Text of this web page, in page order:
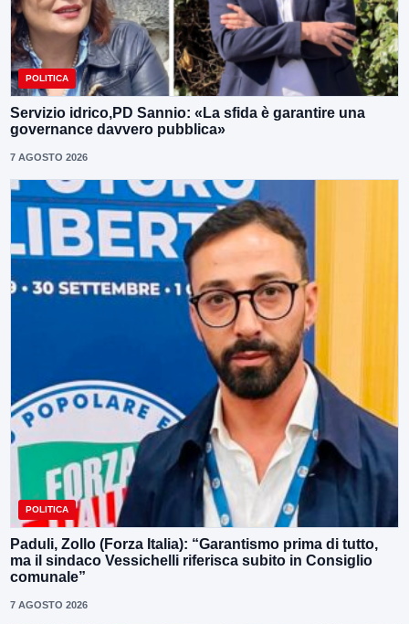
POLITICA
Servizio idrico,PD Sannio: «La sfida è garantire una
governance davvero pubblica»
7 AGOSTO 2026
POLITICA
Paduli, Zollo (Forza Italia): “Garantismo prima di tutto,
ma il sindaco Vessichelli riferisca subito in Consiglio
comunale”
7 AGOSTO 2026